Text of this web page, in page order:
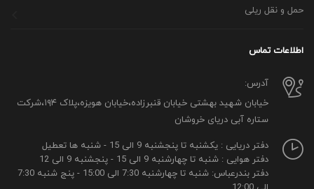
حمل و نقل ریلی
اطلاعات تماس
آدرس:
خیابان شهید بهشتی خیابان قنبرزاده،خیابان هویزه،پلاک ۱۹۴،شرکت
ستاره آبی دریای خروشان
دفتر دریایی : یکشنبه تا پنجشنبه 9 الی 15 - شنبه ها تعطیل
دفتر هوایی : شنبه تا چهارشنبه 9 الی 15 - پنجشنبه 9 الی 12
دفتر بندرعباس: شنبه تا چهارشنبه 7:30 الی 15:00 - پنج شنبه 7:30